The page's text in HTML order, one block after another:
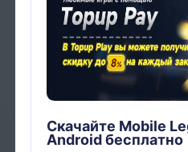
Скачайте Mobile
Android бесплатно